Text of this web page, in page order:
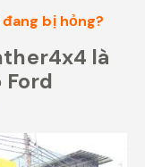
bị hỏng?
là